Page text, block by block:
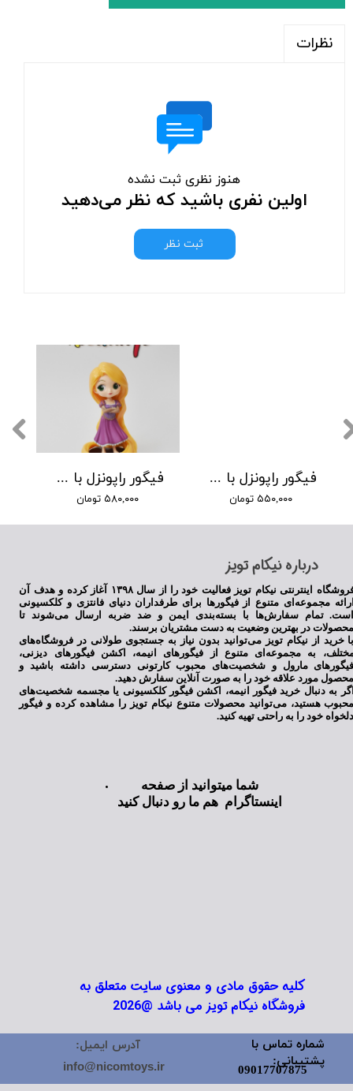
نظرات
هنوز نظری ثبت نشده
اولین نفری باشید که نظر می‌دهید
ثبت نظر
فیگور راپونزل با موهای باز
۵۸۰,۰۰۰ تومان
فیگور راپونزل با موهای بسته
۵۵۰,۰۰۰ تومان
​درباره نیکام تویز
فروشگاه اینترنتی نیکام تویز فعالیت خود را از سال ۱۳۹۸ آغاز کرده و هدف آن
مجموعه‌ای متنوع از فیگورها برای طرفداران دنیای فانتزی و کلکسیونی
تمام سفارش‌ها با بسته‌بندی ایمن و ضد ضربه ارسال می‌شوند تا
در بهترین وضعیت به دست مشتریان برسند.
خرید از نیکام تویز می‌توانید بدون نیاز به جستجوی طولانی در فروشگاه‌های
به مجموعه‌ای متنوع از فیگورهای انیمه، اکشن فیگورهای دیزنی،
مارول و شخصیت‌های محبوب کارتونی دسترسی داشته باشید و
مورد علاقه خود را به صورت آنلاین سفارش دهید.
به دنبال خرید فیگور انیمه، اکشن فیگور کلکسیونی یا مجسمه شخصیت‌های
هستید، می‌توانید محصولات متنوع نیکام تویز را مشاهده کرده و فیگور
خود را به راحتی تهیه کنید.
کلیه حقوق مادی و معنوی سایت متعلق به
فروشگاه نیکام تویز می باشد @2026
شما میتوانید از صفحه
اینستاگرام هم ما رو دنبال کنید
شماره تماس با
پشتیبانی:
09017707875
آدرس ایمیل:
info@nicomtoys.ir